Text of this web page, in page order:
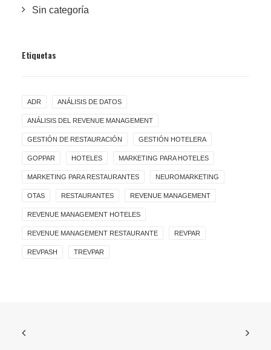
Sin categoría
Etiquetas
ADR ANÁLISIS DE DATOS
ANÁLISIS DEL REVENUE MANAGEMENT
GESTIÓN DE RESTAURACIÓN GESTIÓN HOTELERA
GOPPAR HOTELES MARKETING PARA HOTELES
MARKETING PARA RESTAURANTES NEUROMARKETING
OTAS RESTAURANTES REVENUE MANAGEMENT
REVENUE MANAGEMENT HOTELES
REVENUE MANAGEMENT RESTAURANTE REVPAR
REVPASH TREVPAR